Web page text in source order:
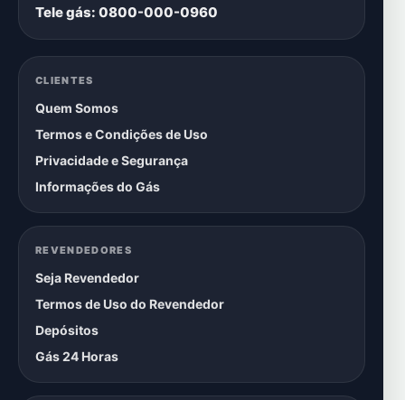
Tele gás: 0800-000-0960
CLIENTES
Quem Somos
Termos e Condições de Uso
Privacidade e Segurança
Informações do Gás
REVENDEDORES
Seja Revendedor
Termos de Uso do Revendedor
Depósitos
Gás 24 Horas